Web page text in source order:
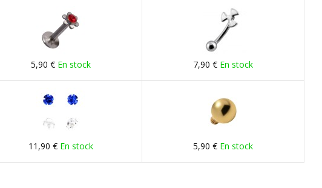
5,90 € En stock 7,90 € En stock
11,90 € En stock 5,90 € En stock